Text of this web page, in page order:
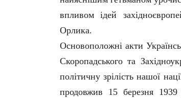
впливом ідей
Орлика.
Основоположні акти
Скоропадського та
політичну зрілість нашої
продовжив 15 березня